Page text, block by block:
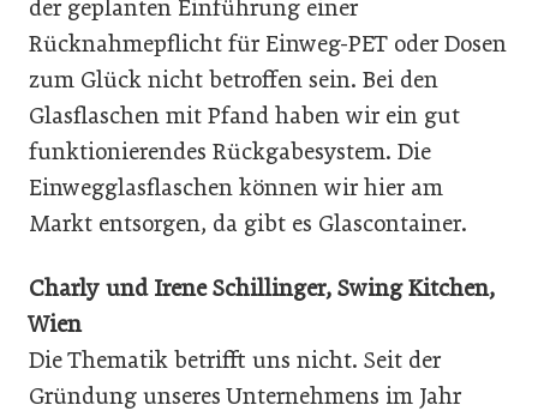
der geplanten Einführung einer
Rücknahmepflicht für Einweg-PET oder Dosen
zum Glück nicht betroffen sein. Bei den
Glasflaschen mit Pfand haben wir ein gut
funktionierendes Rückgabesystem. Die
Einwegglasflaschen können wir hier am
Markt entsorgen, da gibt es Glascontainer.
Charly und Irene Schillinger, Swing Kitchen,
Wien
Die Thematik betrifft uns nicht. Seit der
Gründung unseres Unternehmens im Jahr